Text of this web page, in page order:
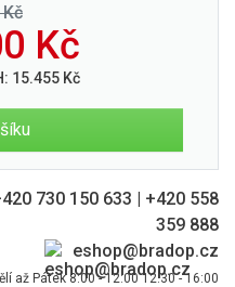
Kč
15.455Kč
730 150 633 | +420 558
359 888
eshop@bradop.cz
až Pátek 8:00 - 12:00 12:30 - 16:00